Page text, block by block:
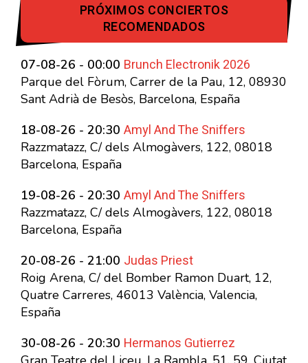
PRÓXIMOS CONCIERTOS
RECOMENDADOS
07-08-26 - 00:00 Brunch Electronik 2026
Parque del Fòrum, Carrer de la Pau, 12, 08930
Sant Adrià de Besòs, Barcelona, España
18-08-26 - 20:30 Amyl And The Sniffers
Razzmatazz, C/ dels Almogàvers, 122, 08018
Barcelona, España
19-08-26 - 20:30 Amyl And The Sniffers
Razzmatazz, C/ dels Almogàvers, 122, 08018
Barcelona, España
20-08-26 - 21:00 Judas Priest
Roig Arena, C/ del Bomber Ramon Duart, 12,
Quatre Carreres, 46013 València, Valencia,
España
30-08-26 - 20:30 Hermanos Gutierrez